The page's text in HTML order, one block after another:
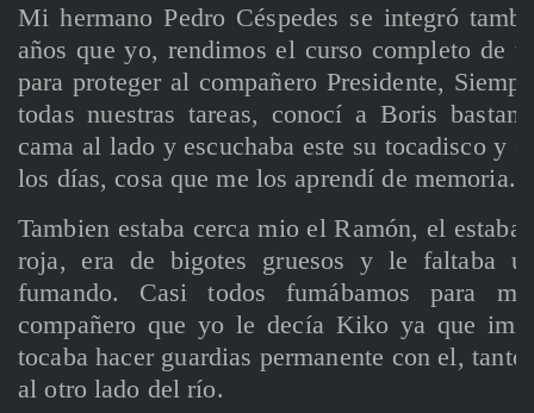
Mi hermano Pedro Céspedes se integró
años que yo, rendimos el curso completo de
para proteger al compañero Presidente,
todas nuestras tareas, conocí a Boris
cama al lado y escuchaba este su tocadisco y
los días, cosa que me los aprendí de memoria.
Tambien estaba cerca mio el Ramón, el
roja, era de bigotes gruesos y le faltaba
fumando. Casi todos fumábamos para
compañero que yo le decía Kiko ya que
tocaba hacer guardias permanente con el,
al otro lado del río.